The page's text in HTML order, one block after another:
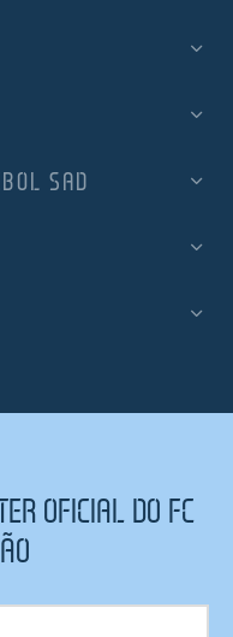
SAD
OFICIAL DO FC